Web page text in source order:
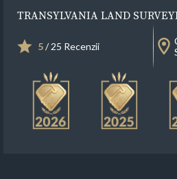
TRANSYLVANIA LAND
5/ 25 Recenzii